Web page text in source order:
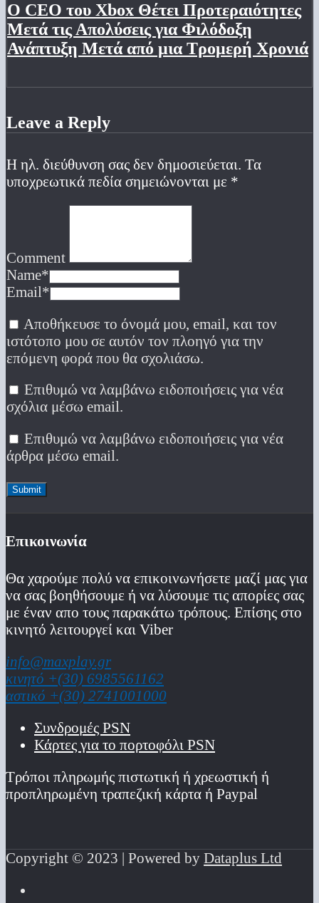
Ο CEO του Xbox Θέτει Προτεραιότητες
Μετά τις Απολύσεις για Φιλόδοξη
Ανάπτυξη Μετά από μια Τρομερή Χρονιά
Leave a Reply
Η ηλ. διεύθυνση σας δεν δημοσιεύεται. Τα
υποχρεωτικά πεδία σημειώνονται με *
Comment
Name*
Email*
Αποθήκευσε το όνομά μου, email, και τον
ιστότοπο μου σε αυτόν τον πλοηγό για την
επόμενη φορά που θα σχολιάσω.
Επιθυμώ να λαμβάνω ειδοποιήσεις για νέα
σχόλια μέσω email.
Επιθυμώ να λαμβάνω ειδοποιήσεις για νέα
άρθρα μέσω email.
Επικοινωνία
Θα χαρούμε πολύ να επικοινωνήσετε μαζί μας για
να σας βοηθήσουμε ή να λύσουμε τις απορίες σας
με έναν απο τους παρακάτω τρόπους. Επίσης στο
κινητό λειτoυργεί και Viber
info@maxplay.gr
κινητό +(30) 6985561162
αστικό +(30) 2741001000
Συνδρομές PSN
Κάρτες για το πορτοφόλι PSN
Τρόποι πληρωμής πιστωτική ή χρεωστική ή
προπληρωμένη τραπεζική κάρτα ή Paypal
Copyright © 2023 | Powered by Dataplus Ltd